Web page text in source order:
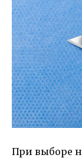
При выборе